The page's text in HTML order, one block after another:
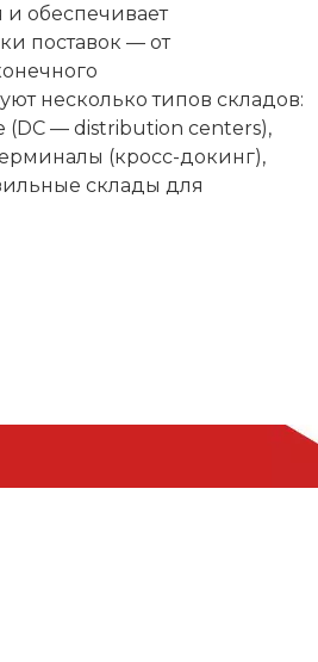
обеспечивает
поставок — от
несколько типов складов:
(DC — distribution centers),
(кросс-докинг),
склады для